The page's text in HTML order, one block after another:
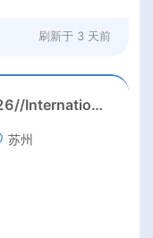
刷新于 3 天前
Suzhou, Jiangsu//August 2026//International American Middle/High School English Teacher Needed in Suzhou, Jiangsu
苏州